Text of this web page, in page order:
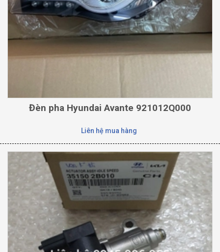
Đèn pha Hyundai Avante 921012Q000
Liên hệ mua hàng